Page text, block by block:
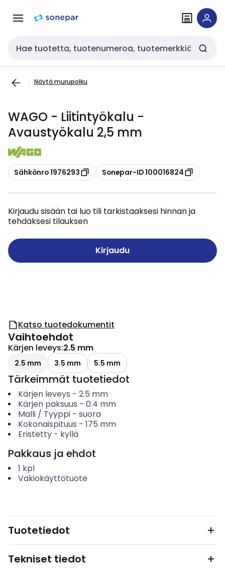
navigointiinsisältöön
Haku
Näytä murupolku
WAGO - Liitintyökalu -
Avaustyökalu 2,5 mm
Kopioi
Sähkönro 1976293 Kopioi
Sonepar-ID 100016824
Kirjaudu sisään tai luo tili tarkistaaksesi hinnan ja
tehdäksesi tilauksen
Kirjaudu
Katso tuotedokumentit
Vaihtoehdot
Kärjen leveys:2.5 mm
2.5 mm 3.5 mm 5.5 mm
Tärkeimmät tuotetiedot
Kärjen leveys - 2.5 mm
Kärjen paksuus - 0.4 mm
Malli / Tyyppi- suora
Kokonaispituus - 175 mm
Eristetty- kyllä
Pakkaus ja ehdot
1 kpl
Vakiokäyttötuote
Tuotetiedot
Tekniset tiedot